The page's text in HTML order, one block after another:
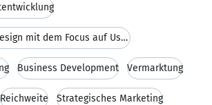
Marktforschung und Design mit dem Focus auf Usabil
Business Development Vermarktung
Reichweite Strategisches Marketing